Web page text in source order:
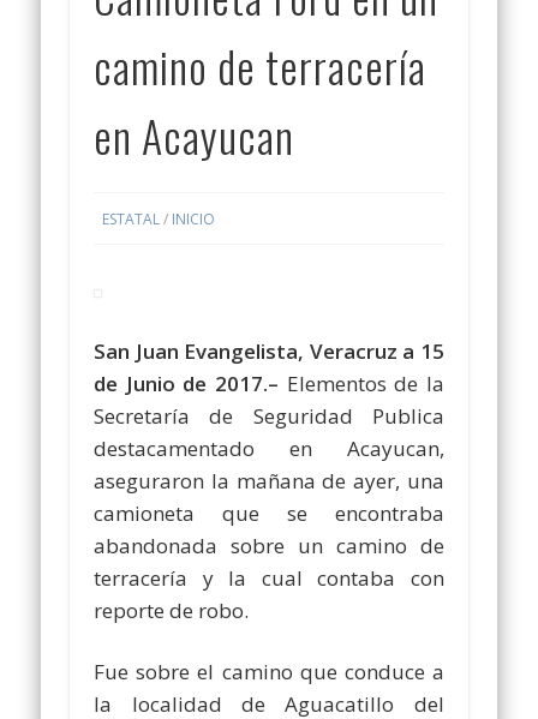
camino de terracería
en Acayucan
ESTATAL/ INICIO
San Juan Evangelista, Veracruz a 15
de Junio de 2017.– Elementos de la
Secretaría de Seguridad Publica
destacamentado en Acayucan,
aseguraron la mañana de ayer, una
camioneta que se encontraba
abandonada sobre un camino de
terracería y la cual contaba con
reporte de robo.
Fue sobre el camino que conduce a
la localidad de Aguacatillo del